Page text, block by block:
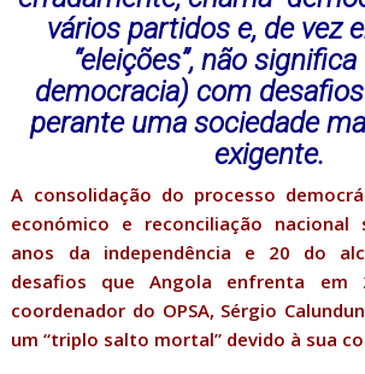
vários partidos e, de vez
“eleições”, não
democracia) com
perante uma sociedade
exigente.
A consolidação do processo
económico e reconciliação nacional
anos da independência e 20 do
desafios que Angola enfrenta em
coordenador do OPSA, Sérgio
um “triplo salto mortal” devido à sua